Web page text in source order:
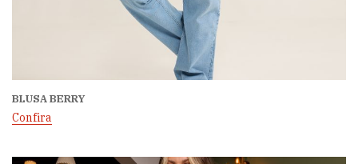
BLUSA BERRY
Confira